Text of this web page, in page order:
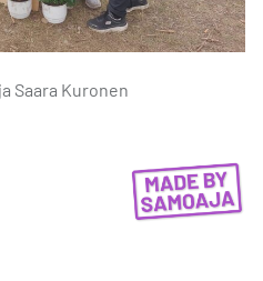
Saara Kuronen